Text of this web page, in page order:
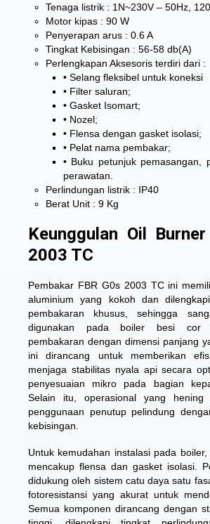
Tenaga listrik : 1N~230V – 50Hz,
Motor kipas : 90 W
Penyerapan arus : 0.6 A
Tingkat Kebisingan : 56-58 db(A)
Perlengkapan Aksesoris terdiri dari :
• Selang fleksibel untuk koneksi
• Filter saluran;
• Gasket Isomart;
• Nozel;
• Flensa dengan gasket isolasi;
• Pelat nama pembakar;
• Buku petunjuk pemasangan,
perawatan.
Perlindungan listrik : IP40
Berat Unit : 9 Kg
Keunggulan Oil
2003 TC
Pembakar FBR G0s 2003 TC ini
aluminium yang kokoh dan
pembakaran khusus, sehingga
digunakan pada boiler besi cor
pembakaran dengan dimensi panjang
ini dirancang untuk memberikan
menjaga stabilitas nyala api secara
penyesuaian mikro pada bagian
Selain itu, operasional yang hening
penggunaan penutup pelindung
kebisingan.
Untuk kemudahan instalasi pada
mencakup flensa dan gasket isolasi.
didukung oleh sistem catu daya satu
fotoresistansi yang akurat untuk
Semua komponen dirancang dengan